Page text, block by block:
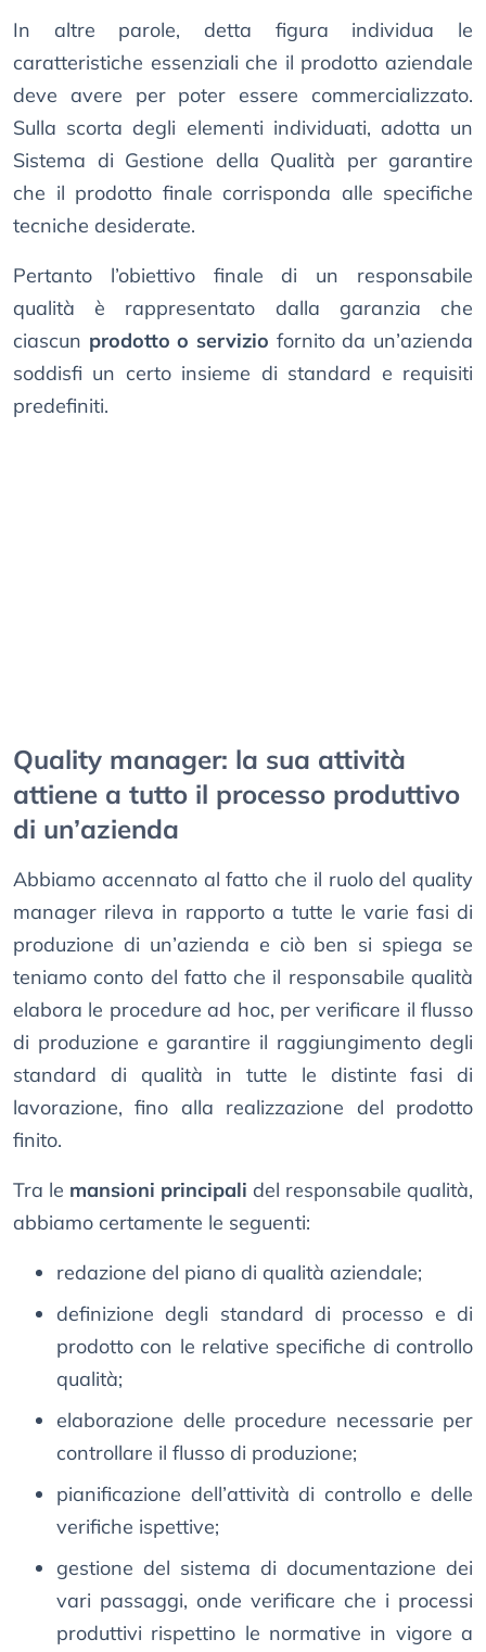
In altre parole, detta figura individua le
caratteristiche essenziali che il prodotto aziendale
deve avere per poter essere commercializzato.
Sulla scorta degli elementi individuati, adotta un
Sistema di Gestione della Qualità per garantire
che il prodotto finale corrisponda alle specifiche
tecniche desiderate.
Pertanto l’obiettivo finale di un responsabile
qualità è rappresentato dalla garanzia che
ciascun prodotto o servizio fornito da un’azienda
soddisfi un certo insieme di standard e requisiti
predefiniti.
Quality manager: la sua attività
attiene a tutto il processo produttivo
di un’azienda
Abbiamo accennato al fatto che il ruolo del quality
manager rileva in rapporto a tutte le varie fasi di
produzione di un’azienda e ciò ben si spiega se
teniamo conto del fatto che il responsabile qualità
elabora le procedure ad hoc, per verificare il flusso
di produzione e garantire il raggiungimento degli
standard di qualità in tutte le distinte fasi di
lavorazione, fino alla realizzazione del prodotto
finito.
Tra le mansioni principali del responsabile qualità,
abbiamo certamente le seguenti:
redazione del piano di qualità aziendale;
definizione degli standard di processo e di
prodotto con le relative specifiche di controllo
qualità;
elaborazione delle procedure necessarie per
controllare il flusso di produzione;
pianificazione dell’attività di controllo e delle
verifiche ispettive;
gestione del sistema di documentazione dei
vari passaggi, onde verificare che i processi
produttivi rispettino le normative in vigore a